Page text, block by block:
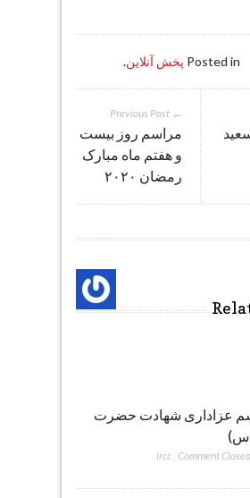
Posted in پخش آنلاین.
← Previous Post
مراسم روز بیست
و هفتم ماه مبارک
رمضان ۲۰۲۰
عزاداری شهادت حضرت
(س)
ircc, Comment Closed